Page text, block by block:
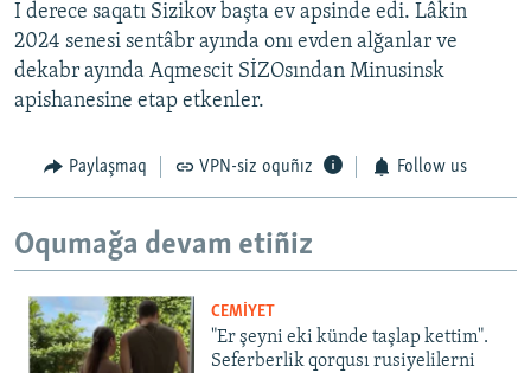
I derece saqatı Sizikov başta ev apsinde edi. Lâkin
2024 senesi sentâbr ayında onı evden alğanlar ve
dekabr ayında Aqmescit SİZOsından Minusinsk
apishanesine etap etkenler.
Paylaşmaq VPN-siz oquñız Follow us
Oqumağa devam etiñiz
CEMİYET
"Er şeyni eki künde taşlap kettim".
Seferberlik qorqusı rusiyelilerni